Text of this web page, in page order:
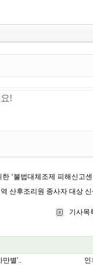
‘불법대체조제 피해신고
산후조리원 종사자 대상
기사목
만별'..
인